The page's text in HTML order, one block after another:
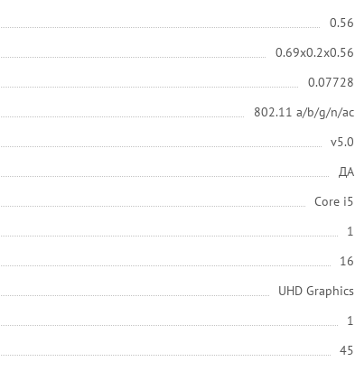
0.56
0.69x0.2x0.56
0.07728
802.11 a/b/g/n/ac
v5.0
ДА
Core i5
1
16
UHD Graphics
1
45